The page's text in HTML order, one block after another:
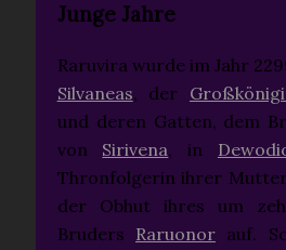
Junge Jahre
Raruvira wurde im Jahr
Silvaneas, der
und deren Gatten, dem
von Sirivena, in
Thronfolgerin ihrer
der Obhut ihres um
Bruders Raruonorauf.